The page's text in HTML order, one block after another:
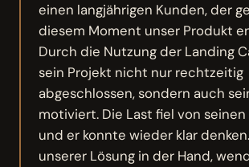
einen langjährigen Kunden, der
diesem Moment unser Produkt
Durch die Nutzung der Landing
sein Projekt nicht nur rechtzeitig
abgeschlossen, sondern auch
motiviert. Die Last fiel von
und er konnte wieder klar
unserer Lösung in der Hand,